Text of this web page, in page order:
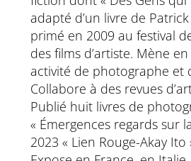
adapté d’un livre de
primé en 2009 au festival
des films d’artiste. Mène
activité de photographe et
Collabore à des revues
Publié huit livres de
« Émergences regards sur
2023 « Lien Rouge-Akay Ito